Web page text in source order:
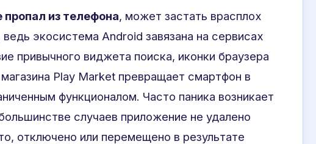
пропал из телефона, может застать врасплох
экосистема Android завязана на сервисах
привычного виджета поиска, иконки браузера
Play Market превращает смартфон в
функционалом. Часто паника возникает
случаев приложение не удалено
отключено или перемещено в результате